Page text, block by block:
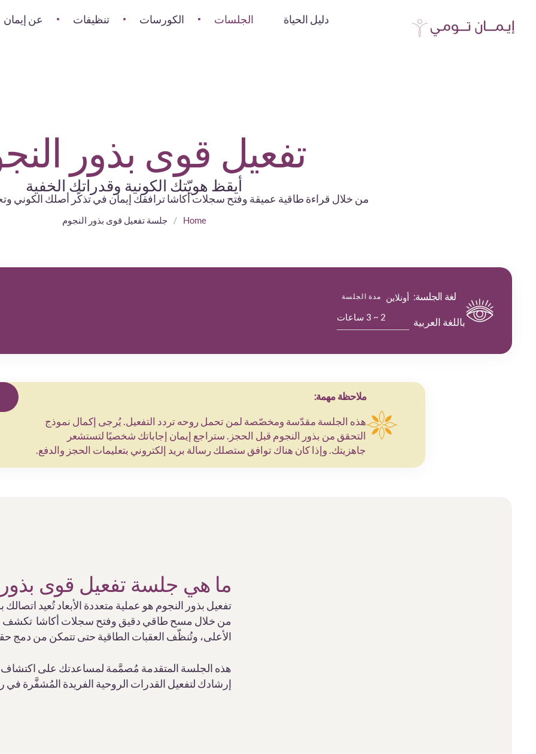
دليل الحياة الجلسات الكورسات تنظيفات عن إيمان
تفعيل قوى بذور
أيقظ هويّتك الكونية وقدراتك الخفية
من خلال قراءة طاقية عميقة وفتح سجلات أكاشا ترافقك إيمان في تذكّر أصلك الكوني
Home
/ جلسة تفعيل قوى بذور النجوم
لغة الجلسة:
باللغة العربية
أونلاين مدة الجلسة
2 ~ 3 ساعات
ملاحظة مهمة:
هذه الجلسة مقدّسة ومخصّصة لمن تحمل روحه تردد التفعيل. يُرجى إكمال نموذج
التحقق من بذور النجوم قبل الحجز. ستراجع إيمان إجاباتك شخصيًا لتستشعر
جاهزيتك. وإذا كان هناك توافق ستصلك رسالة بريد إلكتروني بتعليمات الحجز والدفع.
ما هي جلسة تفعيل قوى
تفعيل بذور النجوم هو عملية متعددة الأبعاد تُعيد
من خلال مسح طاقي دقيق وفتح سجلات أكاشا تكشف
الأعلى، وتُنظّف العقبات الطاقية حتى تتمكن من دمج
هذه الجلسة المتقدمة مُصمَّمة لمساعدتك على اكتشاف
إرشادك لتفعيل القدرات الروحية الفريدة المُشفَّرة